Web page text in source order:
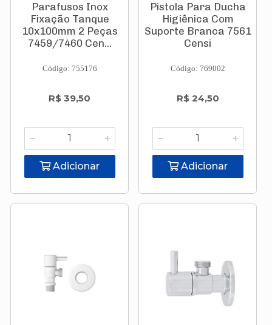
Parafusos Inox
Fixação Tanque
10x100mm 2 Peças
7459/7460 Cen...
Código: 755176
R$ 39,50
Adicionar
Pistola Para Ducha
Higiênica Com
Suporte Branca 7561
Censi
Código: 769002
R$ 24,50
Adicionar